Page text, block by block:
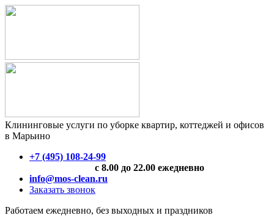
Клининговые услуги по уборке квартир, коттеджей и офисов
в Марьино
+7 (495) 108-24-99
с 8.00 до 22.00 ежедневно
info@mos-clean.ru
Заказать звонок
Работаем ежедневно, без выходных и праздников